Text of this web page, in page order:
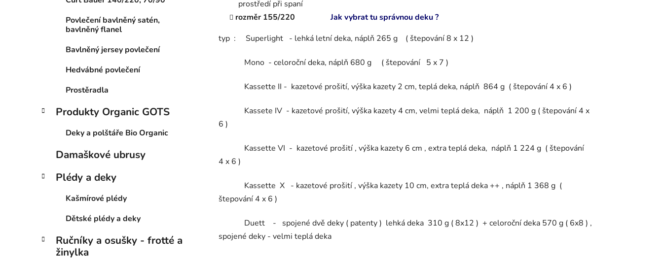
Povlečení bavlněný satén,
bavlněný flanel
Bavlněný jersey povlečení
Hedvábné povlečení
Prostěradla
Produkty Organic GOTS
Deky a polštáře Bio Organic
Damaškové ubrusy
Plédy a deky
Kašmírové plédy
Dětské plédy a deky
Ručníky a osušky - frotté a
žinylka
prostředí při spaní
rozměr 155/220
Jak vybrat tu správnou deku ?
typ : Superlight - lehká letní deka, náplň 265 g ( štepování 8 x 12 )
Mono - celoroční deka, náplň 680 g ( štepování 5 x 7 )
Kassette II - kazetové prošití, výška kazety 2 cm, teplá deka, náplň 864 g ( štepování 4 x 6 )
Kassete IV - kazetové prošití, výška kazety 4 cm, velmi teplá deka, náplň 1 200 g ( štepování 4 x
6 )
Kassette VI - kazetové prošití , výška kazety 6 cm , extra teplá deka, náplň 1 224 g ( štepování
4 x 6 )
Kassette X - kazetové prošití , výška kazety 10 cm, extra teplá deka ++ , náplň 1 368 g (
štepování 4 x 6 )
Duett - spojené dvě deky ( patenty ) lehká deka 310 g ( 8x12 ) + celoroční deka 570 g ( 6x8 ) ,
spojené deky - velmi teplá deka